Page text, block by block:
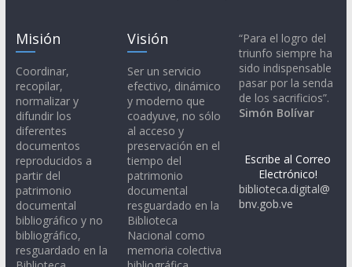
Misión
Coordinar,
recopilar,
normalizar y
difundir los
diferentes
documentos
reproducidos a
partir del
patrimonio
documental
bibliográfico y no
bibliográfico,
resguardado en la
Visión
Ser un servicio
efectivo, dinámico
y moderno que
coadyuve, no sólo
al acceso y
preservación en el
tiempo del
patrimonio
documental
resguardado en la
Biblioteca
Nacional como
memoria colectiva
“Para el logro del
triunfo siempre ha
sido indispensable
pasar por la senda
de los sacrificios”.
Simón Bolívar
Escribe al Correo
Electrónico!
biblioteca.digital@
bnv.gob.ve